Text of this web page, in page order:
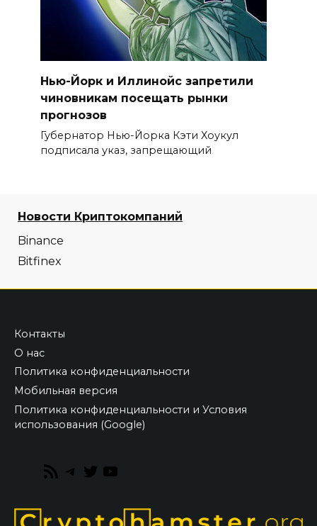
Нью-Йорк и Иллинойс запретили
чиновникам посещать рынки
прогнозов
Губернатор Нью-Йорка Кэти Хоукул
подписала указ, запрещающий
Новости Криптокомпаний
Binance
Bitfinex
Контакты
О нас
Политика конфиденциальности
Мобильная версия
Политика конфиденциальности и Условия
использования (Google)
RSS
Telegram
Twitter